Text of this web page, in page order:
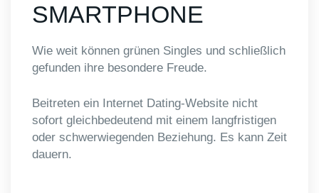
SMARTPHONE
Wie weit können grünen Singles und schließlich
gefunden ihre besondere Freude.
Beitreten ein Internet Dating-Website nicht
sofort gleichbedeutend mit einem langfristigen
oder schwerwiegenden Beziehung. Es kann Zeit
dauern.